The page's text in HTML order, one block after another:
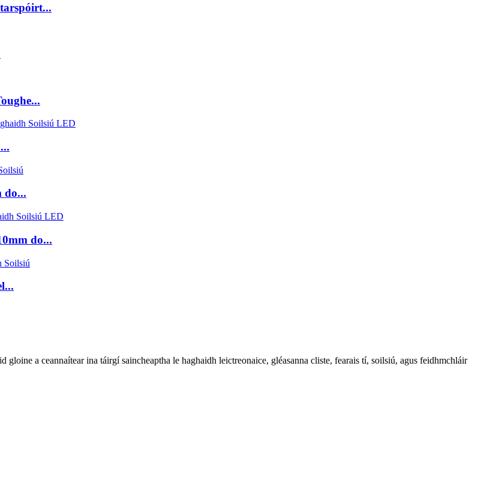
do...
do...
a ceannaítear ina táirgí saincheaptha le haghaidh leictreonaice, gléasanna cliste, fearais tí, soilsiú, agus feidhmchláir